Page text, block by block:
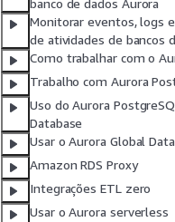
banco de dados Aurora
Monitorar eventos, logs
de atividades de bancos
Como trabalhar com o
Trabalho com Aurora
Uso do Aurora
Database
Usar o Aurora Global
Amazon RDS Proxy
Integrações ETL zero
Usar o Aurora serverless